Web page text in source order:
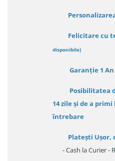
Felicitare cu
disponibile)
Garanție 1
Posibilitatea
14 zileși de a primi
întrebare
Platești Ușor,
- Cash la Curier -